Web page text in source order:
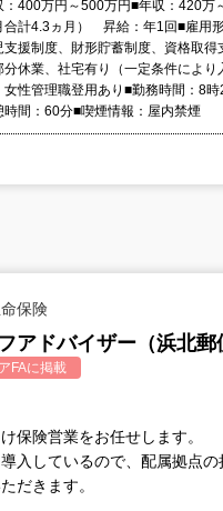
：400万円～500万円■年収：420
合計4.3ヵ月） 昇給：年1回■雇用
支援制度、財形貯蓄制度、資格取
分休業、社宅有り（一定条件によ
女性管理職登用あり■勤務時間：8
時間：60分■喫煙情報：屋内禁煙
保険
フアドバイザー（浜
FAに掲載
保険営業をお任せします。
入しているので、配属拠点
だきます。